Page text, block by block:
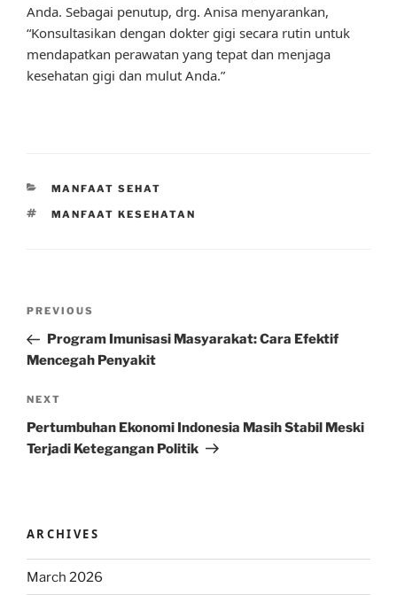
Anda. Sebagai penutup, drg. Anisa menyarankan,
“Konsultasikan dengan dokter gigi secara rutin untuk
mendapatkan perawatan yang tepat dan menjaga
kesehatan gigi dan mulut Anda.”
CATEGORIES
MANFAAT SEHAT
TAGS
MANFAAT KESEHATAN
Previous
Post
PREVIOUS
Program Imunisasi Masyarakat: Cara Efektif
Mencegah Penyakit
Next
Post
NEXT
Pertumbuhan Ekonomi Indonesia Masih Stabil Meski
Terjadi Ketegangan Politik
ARCHIVES
March 2026